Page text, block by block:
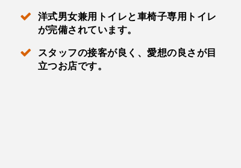
洋式男女兼用トイレと車椅子専用トイレ
が完備されています。
スタッフの接客が良く、愛想の良さが目
立つお店です。